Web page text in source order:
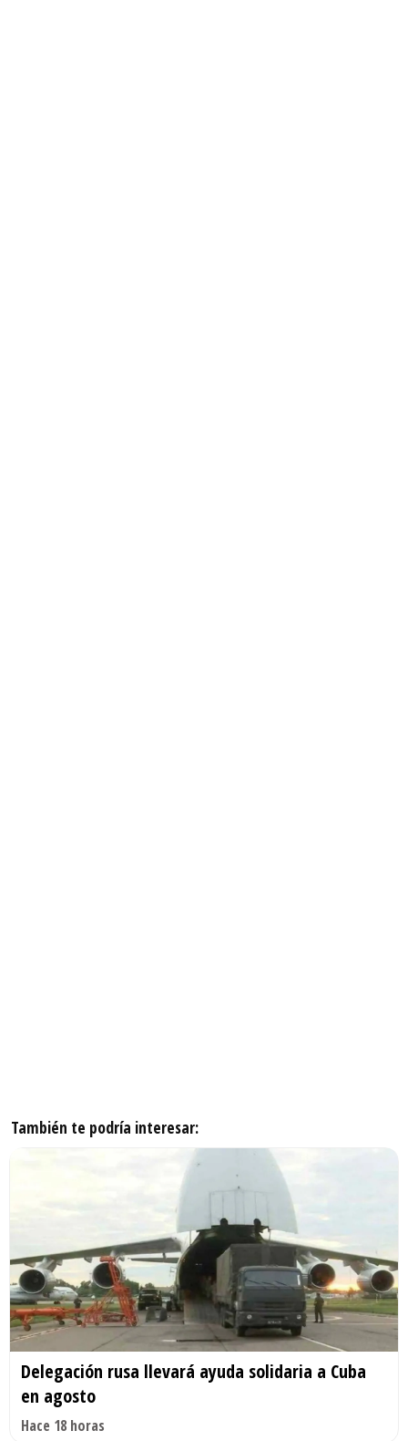
También te podría interesar:
Delegación rusa llevará ayuda solidaria a Cuba
en agosto
Hace 18 horas